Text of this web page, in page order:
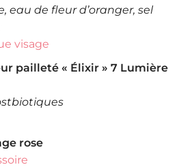
eau de fleur d’oranger, sel
visage
pailleté « Élixir » 7 Lumière
rose